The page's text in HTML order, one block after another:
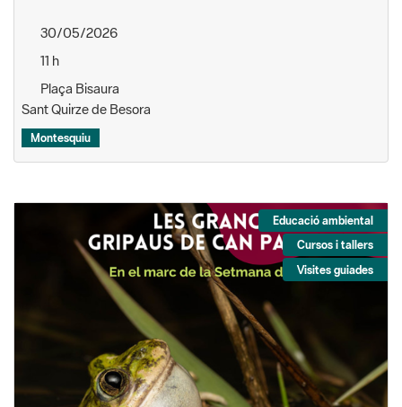
30/05/2026
11 h
Plaça Bisaura
Sant Quirze de Besora
Montesquiu
Educació ambiental
Cursos i tallers
Visites guiades